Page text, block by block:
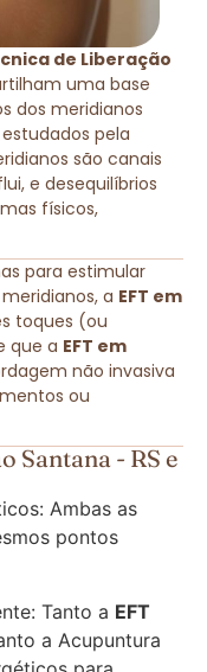
de Liberação
uma base
dos meridianos
pela
são canais
e desequilíbrios
físicos,
para estimular
a EFT em
toques (ou
que a EFT em
não invasiva
ou
Santana - RS e
Ambas as
pontos
Tanto a EFT
a Acupuntura